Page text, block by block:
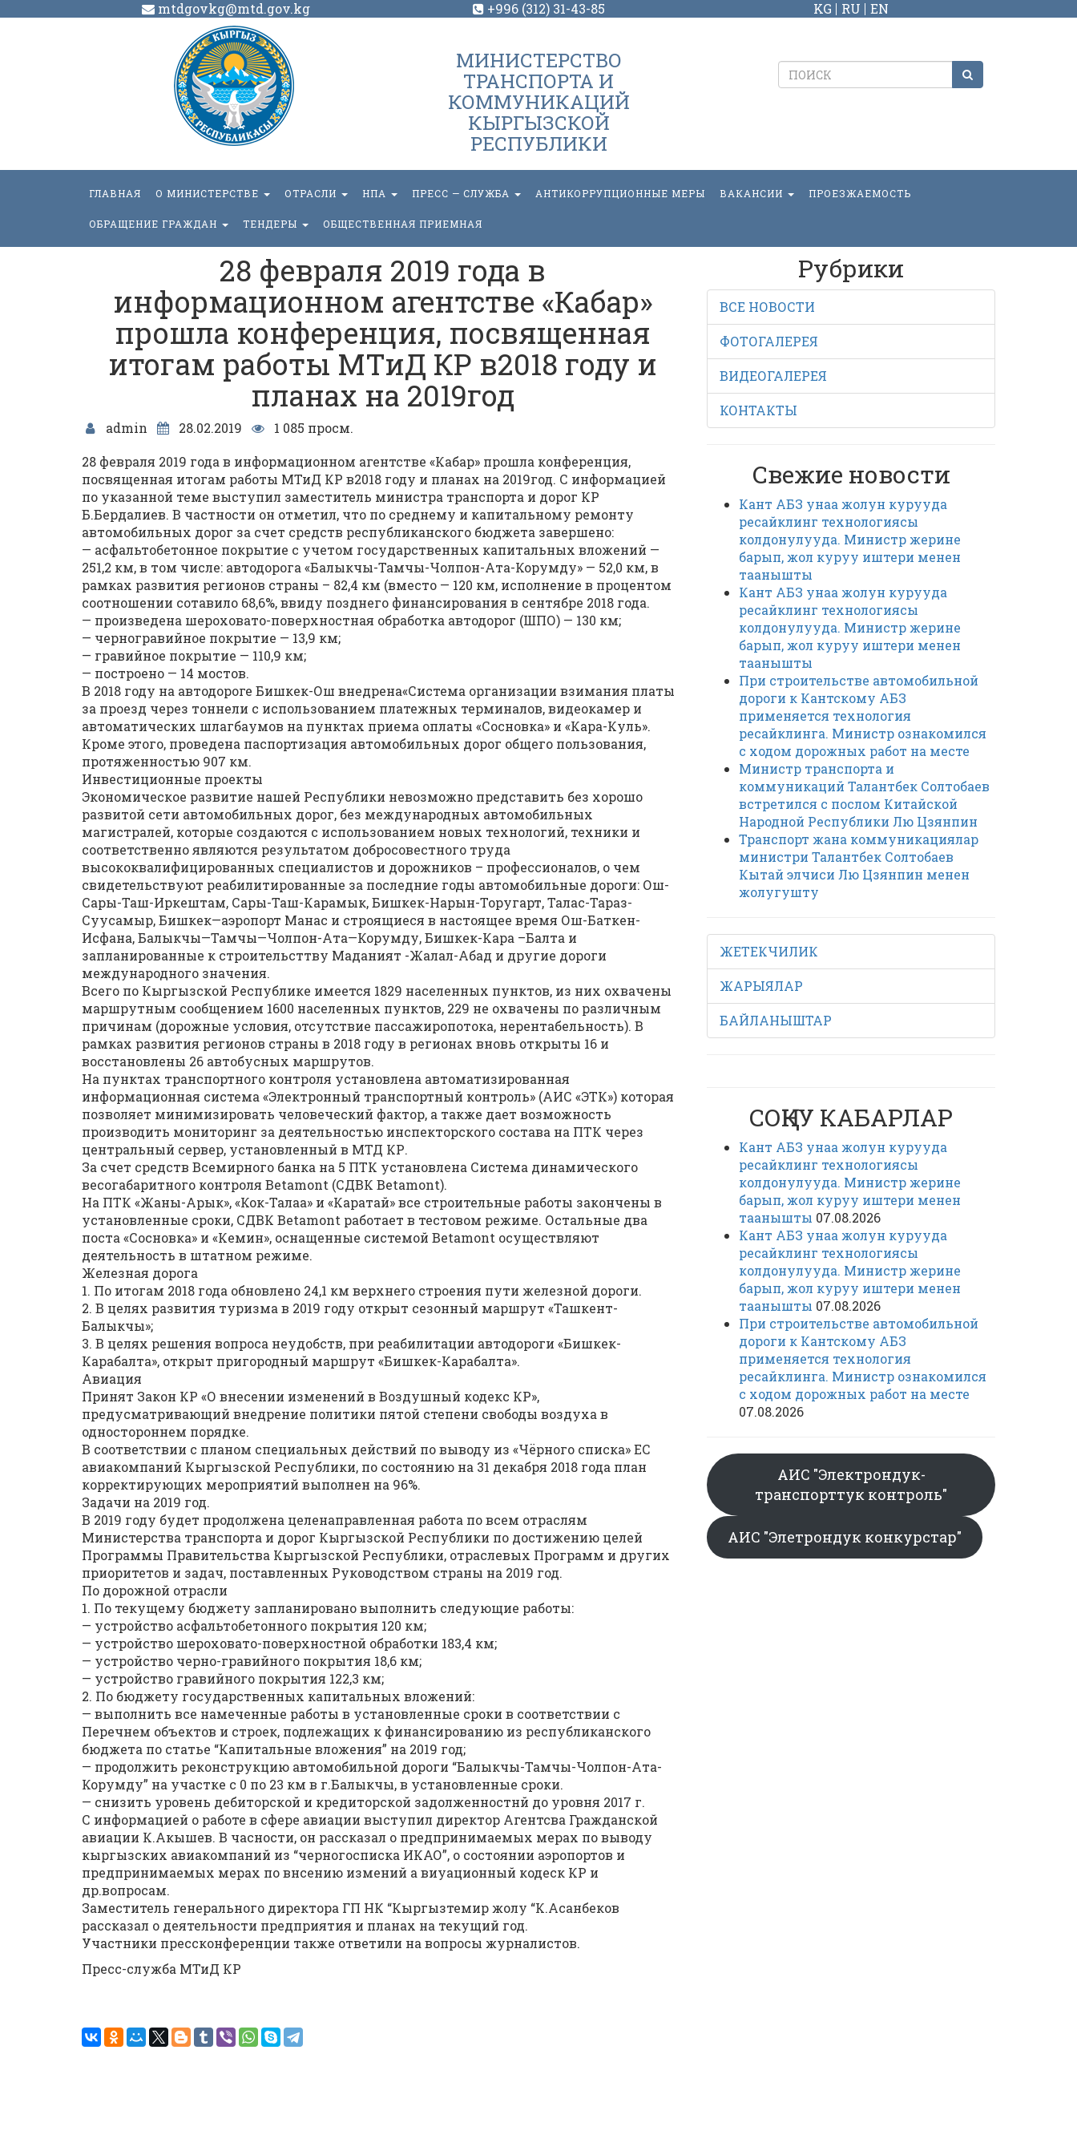
mtdgovkg@mtd.gov.kg +996 (312) 31-43-85 KG RU EN
МИНИСТЕРСТВО
ТРАНСПОРТА И
КОММУНИКАЦИЙ
КЫРГЫЗСКОЙ
РЕСПУБЛИКИ
ГЛАВНАЯ О МИНИСТЕРСТВЕ ОТРАСЛИ НПА ПРЕСС — СЛУЖБА АНТИКОРРУПЦИОННЫЕ МЕРЫ ВАКАНСИИ ПРОЕЗЖАЕМОСТЬ
ОБРАЩЕНИЕ ГРАЖДАН ТЕНДЕРЫ ОБЩЕСТВЕННАЯ ПРИЕМНАЯ
28 февраля 2019 года в
информационном агентстве «Кабар»
прошла конференция, посвященная
итогам работы МТиД КР в2018 году и
планах на 2019год
admin 28.02.2019
1 085 просм.
28 февраля 2019 года в информационном агентстве «Кабар» прошла конференция,
посвященная итогам работы МТиД КР в2018 году и планах на 2019год. С информацией
по указанной теме выступил заместитель министра транспорта и дорог КР
Б.Бердалиев. В частности он отметил, что по среднему и капитальному ремонту
автомобильных дорог за счет средств республиканского бюджета завершено:
— асфальтобетонное покрытие с учетом государственных капитальных вложений —
251,2 км, в том числе: автодорога «Балыкчы-Тамчы-Чолпон-Ата-Корумду» — 52,0 км, в
рамках развития регионов страны – 82,4 км (вместо — 120 км, исполнение в процентом
соотношении сотавило 68,6%, ввиду позднего финансирования в сентябре 2018 года.
— произведена шероховато-поверхностная обработка автодорог (ШПО) — 130 км;
— черногравийное покрытие — 13,9 км;
— гравийное покрытие — 110,9 км;
— построено — 14 мостов.
В 2018 году на автодороге Бишкек-Ош внедрена«Система организации взимания платы
за проезд через тоннели с использованием платежных терминалов, видеокамер и
автоматических шлагбаумов на пунктах приема оплаты «Сосновка» и «Кара-Куль».
Кроме этого, проведена паспортизация автомобильных дорог общего пользования,
протяженностью 907 км.
Инвестиционные проекты
Экономическое развитие нашей Республики невозможно представить без хорошо
развитой сети автомобильных дорог, без международных автомобильных
магистралей, которые создаются с использованием новых технологий, техники и
соответственно являются результатом добросовестного труда
высококвалифицированных специалистов и дорожников – профессионалов, о чем
свидетельствуют реабилитированные за последние годы автомобильные дороги: Ош-
Сары-Таш-Иркештам, Сары-Таш-Карамык, Бишкек-Нарын-Торугарт, Талас-Тараз-
Суусамыр, Бишкек—аэропорт Манас и строящиеся в настоящее время Ош-Баткен-
Исфана, Балыкчы—Тамчы—Чолпон-Ата—Корумду, Бишкек-Кара –Балта и
запланированные к строительсттву Маданият -Жалал-Абад и другие дороги
международного значения.
Всего по Кыргызской Республике имеется 1829 населенных пунктов, из них охвачены
маршрутным сообщением 1600 населенных пунктов, 229 не охвачены по различным
причинам (дорожные условия, отсутствие пассажиропотока, нерентабельность). В
рамках развития регионов страны в 2018 году в регионах вновь открыты 16 и
восстановлены 26 автобусных маршрутов.
На пунктах транспортного контроля установлена автоматизированная
информационная система «Электронный транспортный контроль» (АИС «ЭТК») которая
позволяет минимизировать человеческий фактор, а также дает возможность
производить мониторинг за деятельностью инспекторского состава на ПТК через
центральный сервер, установленный в МТД КР.
За счет средств Всемирного банка на 5 ПТК установлена Система динамического
весогабаритного контроля Betamont (СДВК Betamont).
На ПТК «Жаны-Арык», «Кок-Талаа» и «Каратай» все строительные работы закончены в
установленные сроки, СДВК Betamont работает в тестовом режиме. Остальные два
поста «Сосновка» и «Кемин», оснащенные системой Betamont осуществляют
деятельность в штатном режиме.
Железная дорога
1. По итогам 2018 года обновлено 24,1 км верхнего строения пути железной дороги.
2. В целях развития туризма в 2019 году открыт сезонный маршрут «Ташкент-
Балыкчы»;
3. В целях решения вопроса неудобств, при реабилитации автодороги «Бишкек-
Карабалта», открыт пригородный маршрут «Бишкек-Карабалта».
Авиация
Принят Закон КР «О внесении изменений в Воздушный кодекс КР»,
предусматривающий внедрение политики пятой степени свободы воздуха в
одностороннем порядке.
В соответствии с планом специальных действий по выводу из «Чёрного списка» ЕС
авиакомпаний Кыргызской Республики, по состоянию на 31 декабря 2018 года план
корректирующих мероприятий выполнен на 96%.
Задачи на 2019 год.
В 2019 году будет продолжена целенаправленная работа по всем отраслям
Министерства транспорта и дорог Кыргызской Республики по достижению целей
Программы Правительства Кыргызской Республики, отраслевых Программ и других
приоритетов и задач, поставленных Руководством страны на 2019 год.
По дорожной отрасли
1. По текущему бюджету запланировано выполнить следующие работы:
— устройство асфальтобетонного покрытия 120 км;
— устройство шероховато-поверхностной обработки 183,4 км;
— устройство черно-гравийного покрытия 18,6 км;
— устройство гравийного покрытия 122,3 км;
2. По бюджету государственных капитальных вложений:
— выполнить все намеченные работы в установленные сроки в соответствии с
Перечнем объектов и строек, подлежащих к финансированию из республиканского
бюджета по статье “Капитальные вложения” на 2019 год;
— продолжить реконструкцию автомобильной дороги “Балыкчы-Тамчы-Чолпон-Ата-
Корумду” на участке с 0 по 23 км в г.Балыкчы, в установленные сроки.
— снизить уровень дебиторской и кредиторской задолженностнй до уровня 2017 г.
С информацией о работе в сфере авиации выступил директор Агентсва Гражданской
авиации К.Акышев. В часности, он рассказал о предпринимаемых мерах по выводу
кыргызских авиакомпаний из “черногосписка ИКАО”, о состоянии аэропортов и
предпринимаемых мерах по внсению измений а виуационный кодеск КР и
др.вопросам.
Заместитель генерального директора ГП НК “Кыргызтемир жолу “К.Асанбеков
рассказал о деятельности предприятия и планах на текущий год.
Участники прессконференции также ответили на вопросы журналистов.
Пресс-служба МТиД КР
Рубрики
ВСЕ НОВОСТИ
ФОТОГАЛЕРЕЯ
ВИДЕОГАЛЕРЕЯ
КОНТАКТЫ
Свежие новости
Кант АБЗ унаа жолун курууда
ресайклинг технологиясы
колдонулууда. Министр жерине
барып, жол куруу иштери менен
таанышты
Кант АБЗ унаа жолун курууда
ресайклинг технологиясы
колдонулууда. Министр жерине
барып, жол куруу иштери менен
таанышты
При строительстве автомобильной
дороги к Кантскому АБЗ
применяется технология
ресайклинга. Министр ознакомился
с ходом дорожных работ на месте
Министр транспорта и
коммуникаций Талантбек Солтобаев
встретился с послом Китайской
Народной Республики Лю Цзянпин
Транспорт жана коммуникациялар
министри Талантбек Солтобаев
Кытай элчиси Лю Цзянпин менен
жолугушту
ЖЕТЕКЧИЛИК
ЖАРЫЯЛАР
БАЙЛАНЫШТАР
СОҢКУ КАБАРЛАР
Кант АБЗ унаа жолун курууда
ресайклинг технологиясы
колдонулууда. Министр жерине
барып, жол куруу иштери менен
таанышты 07.08.2026
Кант АБЗ унаа жолун курууда
ресайклинг технологиясы
колдонулууда. Министр жерине
барып, жол куруу иштери менен
таанышты 07.08.2026
При строительстве автомобильной
дороги к Кантскому АБЗ
применяется технология
ресайклинга. Министр ознакомился
с ходом дорожных работ на месте
07.08.2026
АИС "Электрондук-
транспорттук контроль"
АИС "Элетрондук конкурстар"